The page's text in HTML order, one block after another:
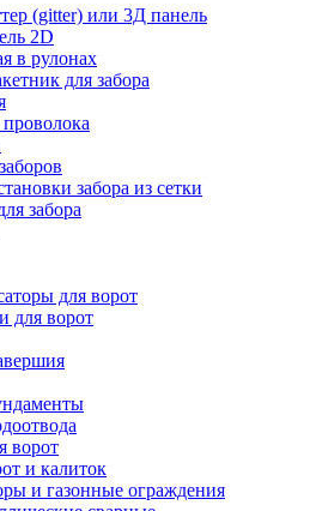
(gitter) или 3Д панель
2D
в рулонах
для забора
забора из сетки
забора
для ворот
для ворот
ворот
и калиток
и газонные ограждения